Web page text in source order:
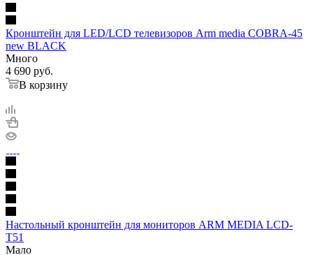
Кронштейн для LED/LCD телевизоров Arm media COBRA-45
new BLACK
Много
4 690 руб.
В корзину
Настольный кронштейн для мониторов ARM MEDIA LCD-
T51
Мало